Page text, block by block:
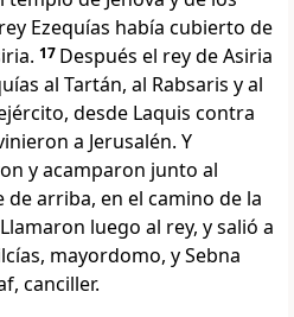
Ezequías había cubierto de
17 Después el rey de Asiria
al Tartán, al Rabsaris y al
desde Laquis contra
a Jerusalén. Y
y acamparon junto al
arriba, en el camino de la
Llamaron luego al rey, y salió a
mayordomo, y Sebna
canciller.